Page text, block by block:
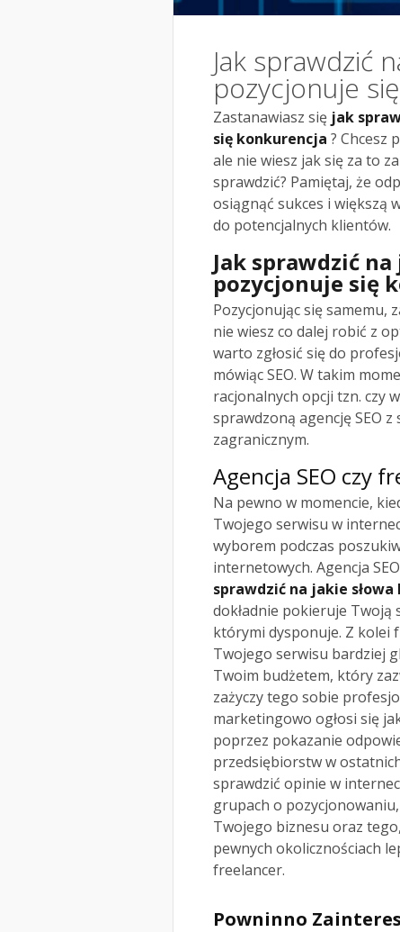
Jak sprawdzić
pozycjonuje
Zastanawiasz się jak
się konkurencja ? Chcesz
ale nie wiesz jak się za to
sprawdzić? Pamiętaj, że
osiągnąć sukces i większą
do potencjalnych klientów.
Jak sprawdzić
pozycjonuje się
Pozycjonując się samemu,
nie wiesz co dalej robić z
warto zgłosić się do
mówiąc SEO. W takim
racjonalnych opcji tzn. czy
sprawdzoną agencję SEO
zagranicznym.
Agencja SEO czy
Na pewno w momencie,
Twojego serwisu w
wyborem podczas
internetowych. Agencja
sprawdzić na jakie
dokładnie pokieruje
którymi dysponuje. Z kolei
Twojego serwisu bardziej
Twoim budżetem, który
zażyczy tego sobie
marketingowo ogłosi się
poprzez pokazanie
przedsiębiorstw w
sprawdzić opinie w
grupach o
Twojego biznesu oraz
pewnych okolicznościach
freelancer.
Powninno